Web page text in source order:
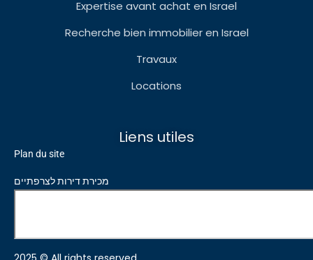
Expertise avant achat en Israel
Recherche bien immobilier en Israel
Travaux
Locations
Liens utiles
Plan du site
מכירת דירות לצרפתיים